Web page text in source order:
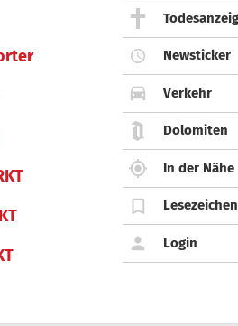
Newsticker
Verkehr
Dolomiten
In der Nähe
Lesezeichen
Login